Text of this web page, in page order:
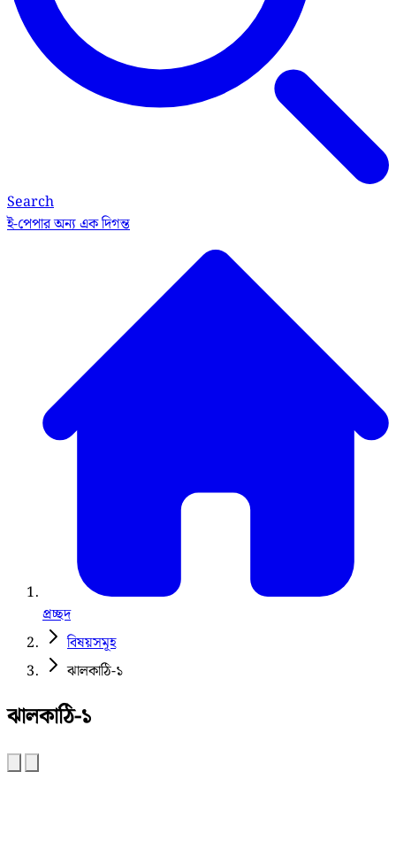
Search
ই-পেপারঅন্য এক দিগন্ত
প্রচ্ছদ
বিষয়সমূহ
ঝালকাঠি-১
ঝালকাঠি-১